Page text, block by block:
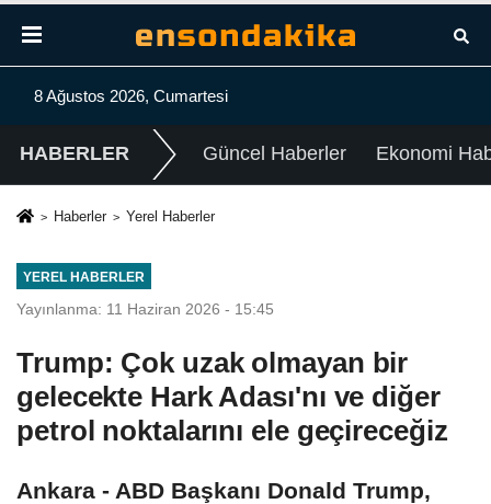
8 Ağustos 2026, Cumartesi
HABERLER Güncel Haberler Ekonomi
Haberler Yerel Haberler
YEREL HABERLER
Yayınlanma: 11 Haziran 2026 - 15:45
Trump: Çok uzak olmayan bir
gelecekte Hark Adası'nı ve diğer
petrol noktalarını ele geçireceğiz
Ankara - ABD Başkanı Donald Trump,